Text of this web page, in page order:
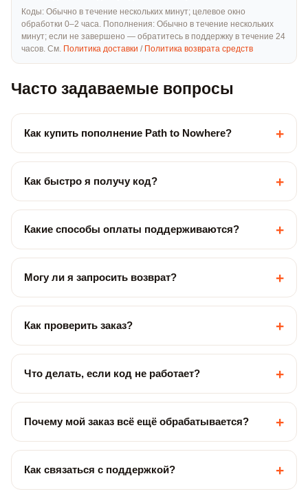
Коды: Обычно в течение нескольких минут; целевое окно
обработки 0–2 часа. Пополнения: Обычно в течение нескольких
минут; если не завершено — обратитесь в поддержку в течение 24
часов. См. Политика доставки / Политика возврата средств
Часто задаваемые вопросы
Как купить пополнение Path to Nowhere? +
Как быстро я получу код? +
Какие способы оплаты поддерживаются? +
Могу ли я запросить возврат? +
Как проверить заказ? +
Что делать, если код не работает? +
Почему мой заказ всё ещё обрабатывается? +
Как связаться с поддержкой? +